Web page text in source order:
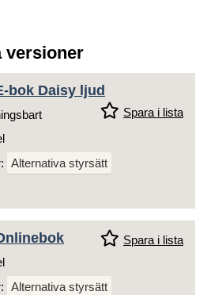
versioner
bok Daisy ljud
Spara i lista
Alternativa styrsätt
Spara i lista
Alternativa styrsätt